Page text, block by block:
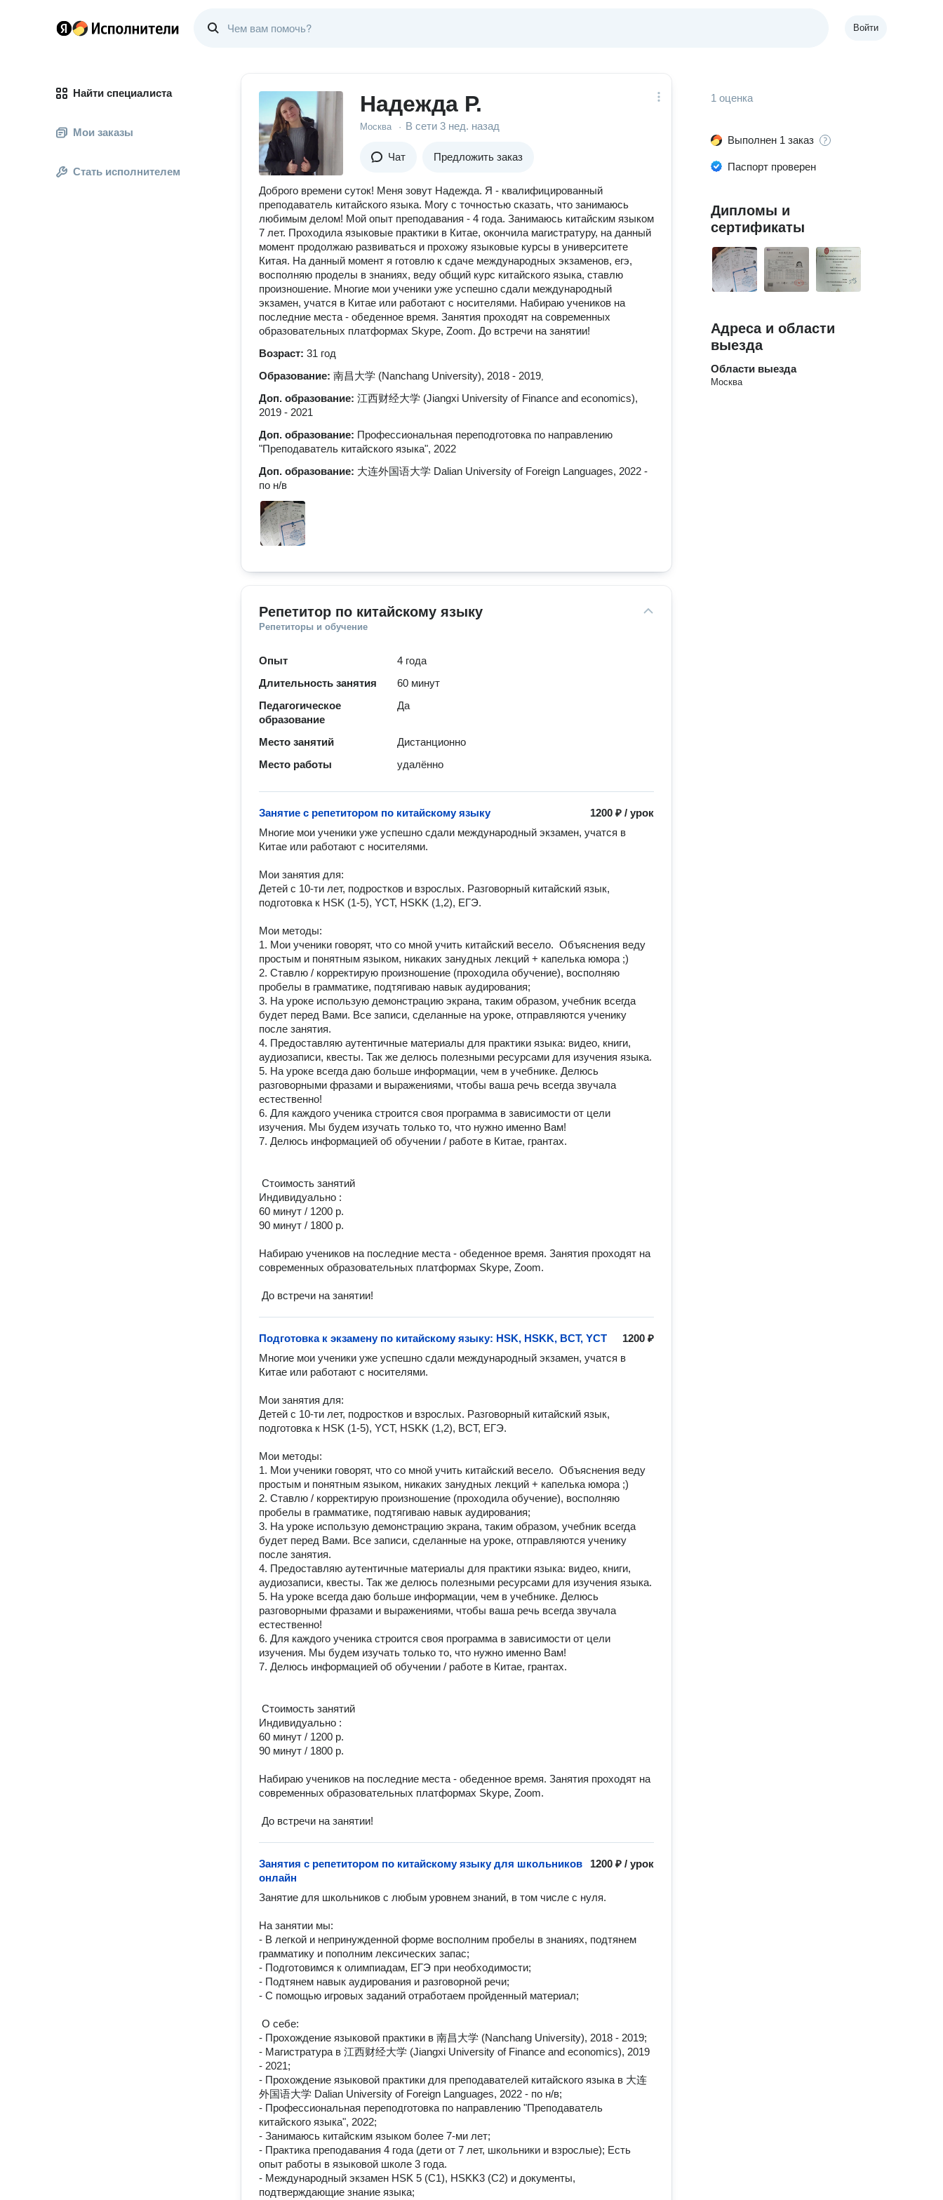
Войти
Найти специалиста
Мои заказы
Стать исполнителем
Надежда Р.
Москва · В сети 3 нед. назад
Чат Предложить заказ
Доброго времени суток! Меня зовут Надежда. Я - квалифицированный
преподаватель китайского языка. Могу с точностью сказать, что занимаюсь
любимым делом! Мой опыт преподавания - 4 года. Занимаюсь китайским языком
7 лет. Проходила языковые практики в Китае, окончила магистратуру, на данный
момент продолжаю развиваться и прохожу языковые курсы в университете
Китая. На данный момент я готовлю к сдаче международных экзаменов, егэ,
восполняю проделы в знаниях, веду общий курс китайского языка, ставлю
произношение. Многие мои ученики уже успешно сдали международный
экзамен, учатся в Китае или работают с носителями. Набираю учеников на
последние места - обеденное время. Занятия проходят на современных
образовательных платформах Skype, Zoom. До встречи на занятии!
Возраст: 31 год
Образование: 南昌大学 (Nanchang University), 2018 - 2019,
Доп. образование: 江西财经大学 (Jiangxi University of Finance and economics),
2019 - 2021
Доп. образование: Профессиональная переподготовка по направлению
"Преподаватель китайского языка", 2022
Доп. образование: 大连外国语大学 Dalian University of Foreign Languages, 2022 -
по н/в
Репетитор по китайскому языку
Репетиторы и обучение
Опыт
4 года
Длительность занятия
60 минут
Педагогическое
образование
Да
Место занятий
Дистанционно
Место работы
удалённо
1200 ₽ /урок
Занятие с репетитором по китайскому языку
Многие мои ученики уже успешно сдали международный экзамен, учатся в
Китае или работают с носителями.
Мои занятия для:
Детей с 10-ти лет, подростков и взрослых. Разговорный китайский язык,
подготовка к HSK (1-5), YCT, HSKK (1,2), ЕГЭ.
Мои методы:
1. Мои ученики говорят, что со мной учить китайский весело.  Объяснения веду
простым и понятным языком, никаких занудных лекций + капелька юмора ;)
2. Ставлю / корректирую произношение (проходила обучение), восполняю
пробелы в грамматике, подтягиваю навык аудирования;
3. На уроке использую демонстрацию экрана, таким образом, учебник всегда
будет перед Вами. Все записи, сделанные на уроке, отправляются ученику
после занятия.
4. Предоставляю аутентичные материалы для практики языка: видео, книги,
аудиозаписи, квесты. Так же делюсь полезными ресурсами для изучения языка.
5. На уроке всегда даю больше информации, чем в учебнике. Делюсь
разговорными фразами и выражениями, чтобы ваша речь всегда звучала
естественно!
6. Для каждого ученика строится своя программа в зависимости от цели
изучения. Мы будем изучать только то, что нужно именно Вам!
7. Делюсь информацией об обучении / работе в Китае, грантах.
Индивидуально :
60 минут / 1200 р.
90 минут / 1800 р.
Набираю учеников на последние места - обеденное время. Занятия проходят на
современных образовательных платформах Skype, Zoom.
До встречи на занятии!
1200 ₽
Подготовка к экзамену по китайскому языку: HSK, HSKK, BCT, YCT
Многие мои ученики уже успешно сдали международный экзамен, учатся в
Китае или работают с носителями.
Мои занятия для:
Детей с 10-ти лет, подростков и взрослых. Разговорный китайский язык,
подготовка к HSK (1-5), YCT, HSKK (1,2), BCT, ЕГЭ.
Мои методы:
1. Мои ученики говорят, что со мной учить китайский весело.  Объяснения веду
простым и понятным языком, никаких занудных лекций + капелька юмора ;)
2. Ставлю / корректирую произношение (проходила обучение), восполняю
пробелы в грамматике, подтягиваю навык аудирования;
3. На уроке использую демонстрацию экрана, таким образом, учебник всегда
будет перед Вами. Все записи, сделанные на уроке, отправляются ученику
после занятия.
4. Предоставляю аутентичные материалы для практики языка: видео, книги,
аудиозаписи, квесты. Так же делюсь полезными ресурсами для изучения языка.
5. На уроке всегда даю больше информации, чем в учебнике. Делюсь
разговорными фразами и выражениями, чтобы ваша речь всегда звучала
естественно!
6. Для каждого ученика строится своя программа в зависимости от цели
изучения. Мы будем изучать только то, что нужно именно Вам!
7. Делюсь информацией об обучении / работе в Китае, грантах.
Индивидуально :
60 минут / 1200 р.
90 минут / 1800 р.
Набираю учеников на последние места - обеденное время. Занятия проходят на
современных образовательных платформах Skype, Zoom.
До встречи на занятии!
1200 ₽ /урок
Занятия с репетитором по китайскому языку для школьников
онлайн
Занятие для школьников с любым уровнем знаний, в том числе с нуля.
На занятии мы:
- В легкой и непринужденной форме восполним пробелы в знаниях, подтянем
грамматику и пополним лексических запас;
- Подготовимся к олимпиадам, ЕГЭ при необходимости;
- Подтянем навык аудирования и разговорной речи;
- С помощью игровых заданий отработаем пройденный материал;
- Прохождение языковой практики в 南昌大学 (Nanchang University), 2018 - 2019;
- Магистратура в 江西财经大学 (Jiangxi University of Finance and economics), 2019
- 2021;
- Прохождение языковой практики для преподавателей китайского языка в 大连
外国语大学 Dalian University of Foreign Languages, 2022 - по н/в;
- Профессиональная переподготовка по направлению "Преподаватель
китайского языка", 2022;
- Занимаюсь китайским языком более 7-ми лет;
- Практика преподавания 4 года (дети от 7 лет, школьники и взрослые); Есть
опыт работы в языковой школе 3 года.
- Международный экзамен HSK 5 (C1), HSKK3 (С2) и документы,
подтверждающие знание языка;
1 оценка
Выполнен 1 заказ
Паспорт проверен
Дипломы и
сертификаты
Адреса и области
выезда
Области выезда
Москва